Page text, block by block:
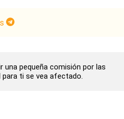
una pequeña comisión por las
para ti se vea afectado.